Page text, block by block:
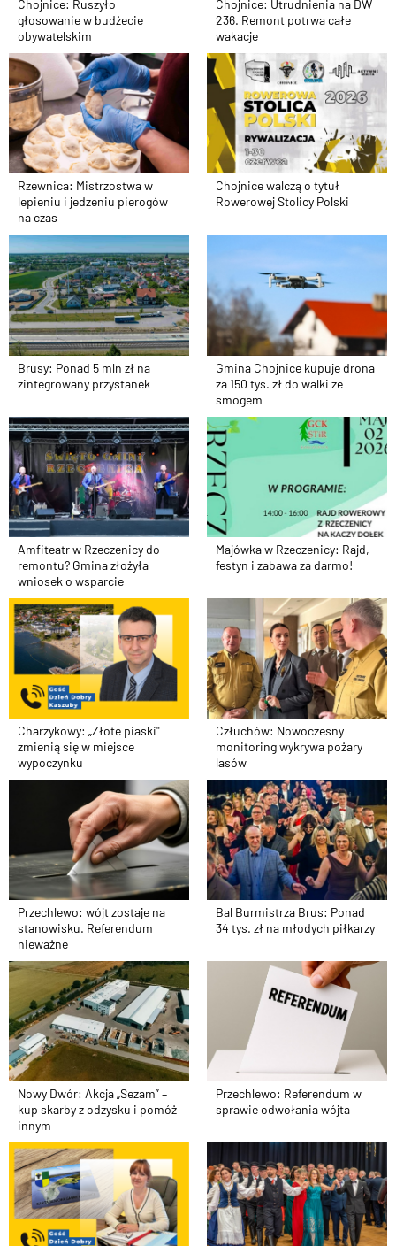
Chojnice: Ruszyło
głosowanie w budżecie
obywatelskim
Chojnice: Utrudnienia na DW
236. Remont potrwa całe
wakacje
Rzewnica: Mistrzostwa w
lepieniu i jedzeniu pierogów
na czas
Chojnice walczą o tytuł
Rowerowej Stolicy Polski
Brusy: Ponad 5 mln zł na
zintegrowany przystanek
Gmina Chojnice kupuje drona
za 150 tys. zł do walki ze
smogem
Amfiteatr w Rzeczenicy do
remontu? Gmina złożyła
wniosek o wsparcie
Majówka w Rzeczenicy: Rajd,
festyn i zabawa za darmo!
Charzykowy: „Złote piaski"
zmienią się w miejsce
wypoczynku
Człuchów: Nowoczesny
monitoring wykrywa pożary
lasów
Przechlewo: wójt zostaje na
stanowisku. Referendum
nieważne
Bal Burmistrza Brus: Ponad
34 tys. zł na młodych piłkarzy
Nowy Dwór: Akcja „Sezam” –
kup skarby z odzysku i pomóż
innym
Przechlewo: Referendum w
sprawie odwołania wójta